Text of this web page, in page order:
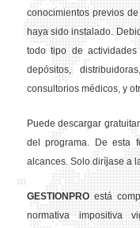
conocimientos previos
haya sido instalado.
todo tipo de actividades
depósitos,
consultorios médicos, y
Puede descargar
del programa. De esta
alcances. Solo diríjase a
GESTION PRO está
normativa impositiva